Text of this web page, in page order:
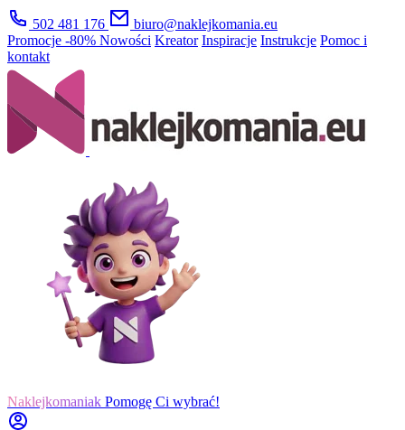
502 481 176
biuro@naklejkomania.eu
Promocje -80% Nowości Kreator Inspiracje Instrukcje Pomoc i
kontakt
Naklejkomaniak Pomogę Ci wybrać!